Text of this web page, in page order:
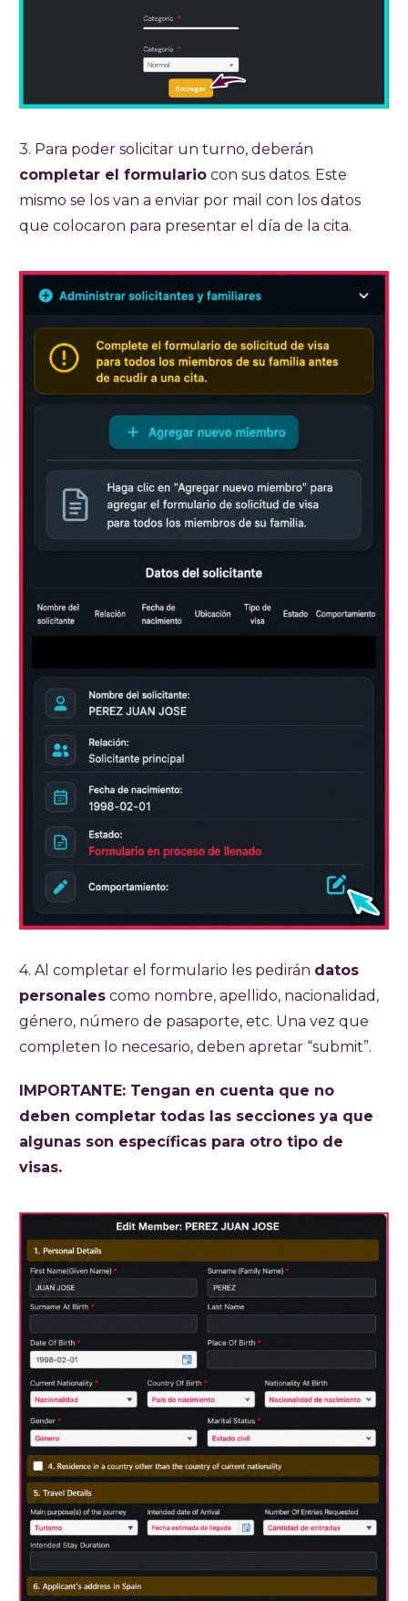
3. Para poder solicitar un turno, deberán
completar el formulario con sus datos. Este
mismo se los van a enviar por mail con los datos
que colocaron para presentar el día de la cita.
4. Al completar el formulario les pedirán datos
personales como nombre, apellido, nacionalidad,
género, número de pasaporte, etc. Una vez que
completen lo necesario, deben apretar “submit”.
IMPORTANTE: Tengan en cuenta que no
deben completar todas las secciones ya que
algunas son específicas para otro tipo de
visas.